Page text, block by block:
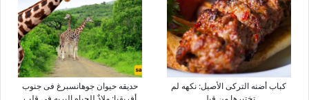
کباب أضنه الترکی الأصیل: نکهه لم
حدیقه حیوان جوهانسبرغ فی جنوب